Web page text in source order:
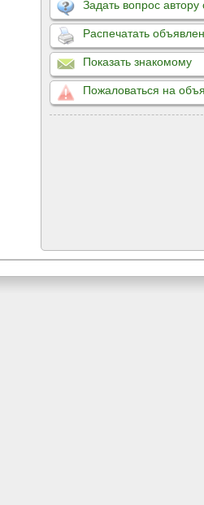
Задать вопрос
Распечатать
Показать знакомому
Пожаловаться на